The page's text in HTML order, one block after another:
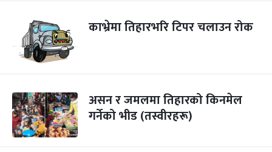
काभ्रेमा तिहारभरि टिपर चलाउन रोक
असन र जमलमा तिहारको किनमेल
गर्नेको भीड (तस्वीरहरू)